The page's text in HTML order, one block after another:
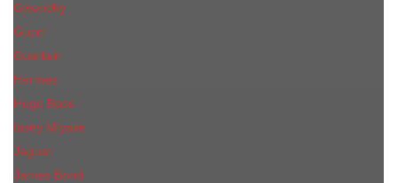
Givenchy
Gucci
Guerlain
Hermes
Hugo Boss
Issey Miyake
Jaguar
James Bond